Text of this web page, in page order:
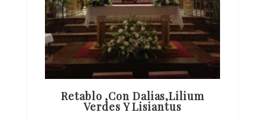
Retablo ,con Dalias,lilium
Verdes Y Lisiantus